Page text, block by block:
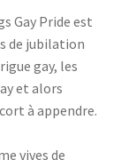
Gay Pride est
de jubilation
gay, les
et alors
à appendre.
vives de